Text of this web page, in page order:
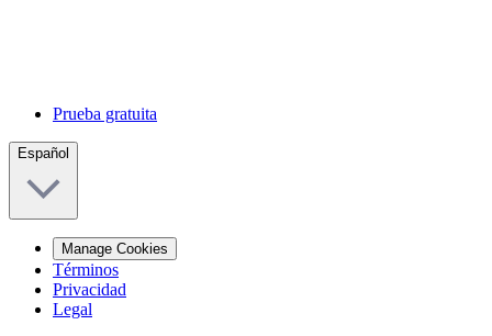
Prueba gratuita
Español
Manage Cookies
Términos
Privacidad
Legal